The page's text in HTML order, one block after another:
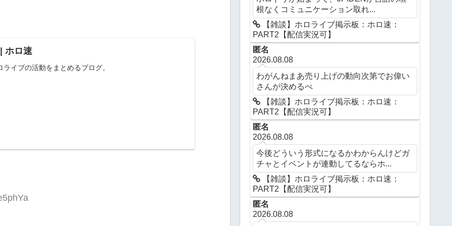
ホロ速
イブの活動をまとめるブログ。
根なくコミュニケーション取れ...
【雑談】ホロライブ掲示板：ホロ速：
PART2【配信実況可】
匿名
2026.08.08
わがんねまあ売り上げの動向次第でお偉い
さんが決めるべ
【雑談】ホロライブ掲示板：ホロ速：
PART2【配信実況可】
匿名
2026.08.08
今後どういう形式になるかわからんけどガ
チャとイベントが連動してるならホ...
【雑談】ホロライブ掲示板：ホロ速：
PART2【配信実況可】
匿名
2026.08.08